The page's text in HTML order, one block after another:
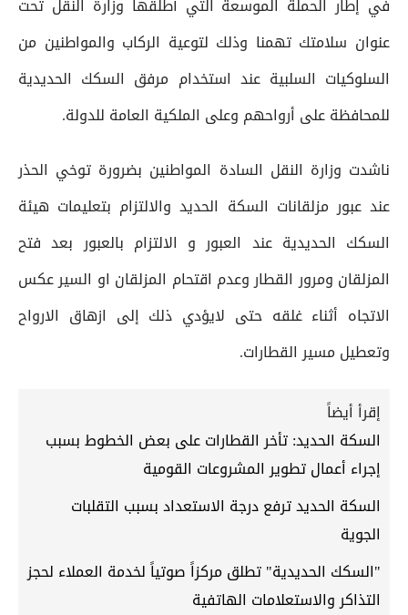
في إطار الحملة الموسعة التي أطلقها وزارة النقل تحت
عنوان سلامتك تهمنا وذلك لتوعية الركاب والمواطنين من
السلوكيات السلبية عند استخدام مرفق السكك الحديدية
للمحافظة على أرواحهم وعلى الملكية العامة للدولة.
ناشدت وزارة النقل السادة المواطنين بضرورة توخي الحذر
عند عبور مزلقانات السكة الحديد والالتزام بتعليمات هيئة
السكك الحديدية عند العبور و الالتزام بالعبور بعد فتح
المزلقان ومرور القطار وعدم اقتحام المزلقان او السير عكس
الاتجاه أثناء غلقه حتى لايؤدي ذلك إلى ازهاق الارواح
وتعطيل مسير القطارات.
إقرأ أيضاً
السكة الحديد: تأخر القطارات على بعض الخطوط بسبب
إجراء أعمال تطوير المشروعات القومية
السكة الحديد ترفع درجة الاستعداد بسبب التقلبات
الجوية
"السكك الحديدية" تطلق مركزاً صوتياً لخدمة العملاء لحجز
التذاكر والاستعلامات الهاتفية